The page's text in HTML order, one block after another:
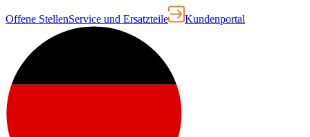
Offene StellenService und Ersatzteile Kundenportal